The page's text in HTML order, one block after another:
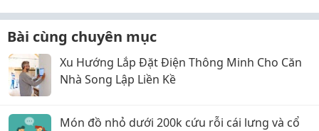
Bài cùng chuyên mục
Xu Hướng Lắp Đặt Điện Thông Minh Cho Căn
Nhà Song Lập Liền Kề
Món đồ nhỏ dưới 200k cứu rỗi cái lưng và cổ